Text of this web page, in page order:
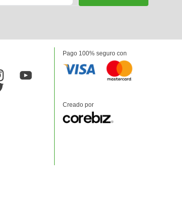
Pago 100% seguro con
Creado por